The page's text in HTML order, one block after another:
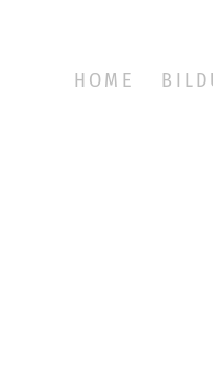
HOME